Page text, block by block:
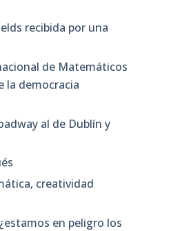
recibida por una
de Matemáticos
la democracia
al de Dublín y
creatividad
en peligro los